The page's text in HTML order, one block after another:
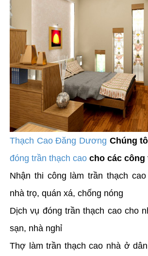
Thạch Cao Đăng Dương Chúng
đóng trần thạch cao cho các
Nhận thi công làm trần thạch
nhà trọ, quán xá, chống nóng
Dịch vụ đóng trần thạch cao cho
sạn, nhà nghỉ
Thợ làm trần thạch cao nhà ở